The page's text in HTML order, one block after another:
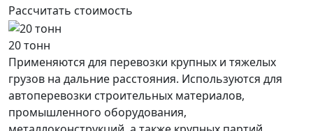
Рассчитать стоимость
20 тонн
Применяются для перевозки крупных и тяжелых
грузов на дальние расстояния. Используются для
автоперевозки строительных материалов,
промышленного оборудования,